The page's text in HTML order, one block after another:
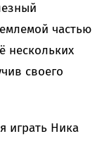
частью
нескольких
своего
играть Ника